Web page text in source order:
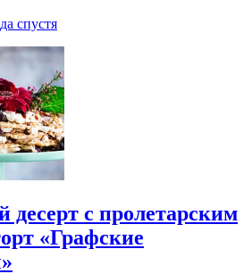
спустя
десерт с пролетарским
«Графские